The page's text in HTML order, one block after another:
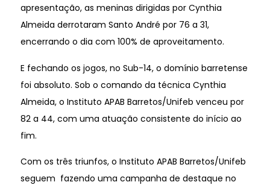
apresentação, as meninas dirigidas por Cynthia
Almeida derrotaram Santo André por 76 a 31,
encerrando o dia com 100% de aproveitamento.
E fechando os jogos, no Sub-14, o domínio barretense
foi absoluto. Sob o comando da técnica Cynthia
Almeida, o Instituto APAB Barretos/Unifeb venceu por
82 a 44, com uma atuação consistente do início ao
fim.
Com os três triunfos, o Instituto APAB Barretos/Unifeb
seguem fazendo uma campanha de destaque no